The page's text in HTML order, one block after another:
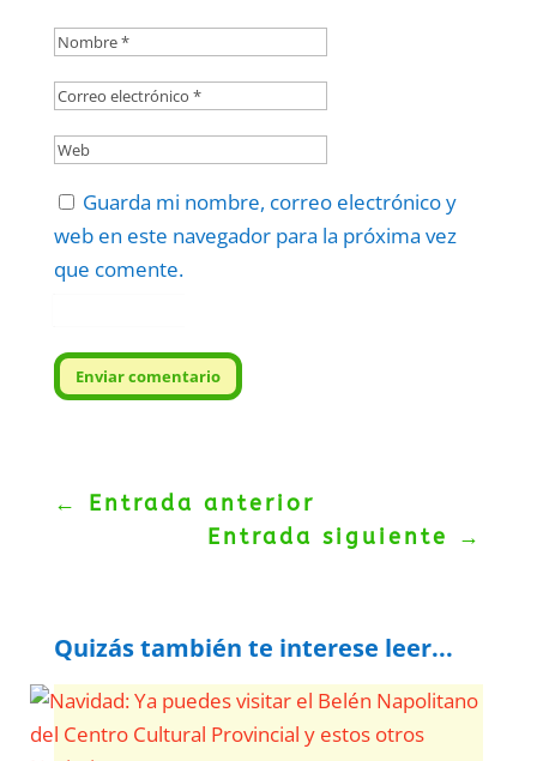
Guarda mi nombre, correo electrónico y
web en este navegador para la próxima vez
que comente.
Enviar comentario
← Entrada anterior
Entrada siguiente
→
Quizás también te interese leer...